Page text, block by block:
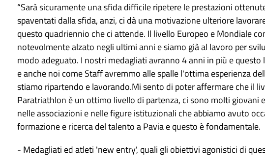
“Sarà sicuramente una sfida difficile ripetere le prestazioni
spaventati dalla sfida, anzi, ci dà una motivazione ulteriore
questo quadriennio che ci attende. Il livello Europeo e Mondiale
notevolmente alzato negli ultimi anni e siamo già al lavoro per
modo adeguato. I nostri medagliati avranno 4 anni in più e
e anche noi come Staff avremmo alle spalle l'ottima esperienza
stiamo ripartendo e lavorando.Mi sento di poter affermare che il
Paratriathlon è un ottimo livello di partenza, ci sono molti
nelle associazioni e nelle figure istituzionali che abbiamo avuto
formazione e ricerca del talento a Pavia e questo è fondamentale.
- Medagliati ed atleti 'new entry', quali gli obiettivi agonistici di